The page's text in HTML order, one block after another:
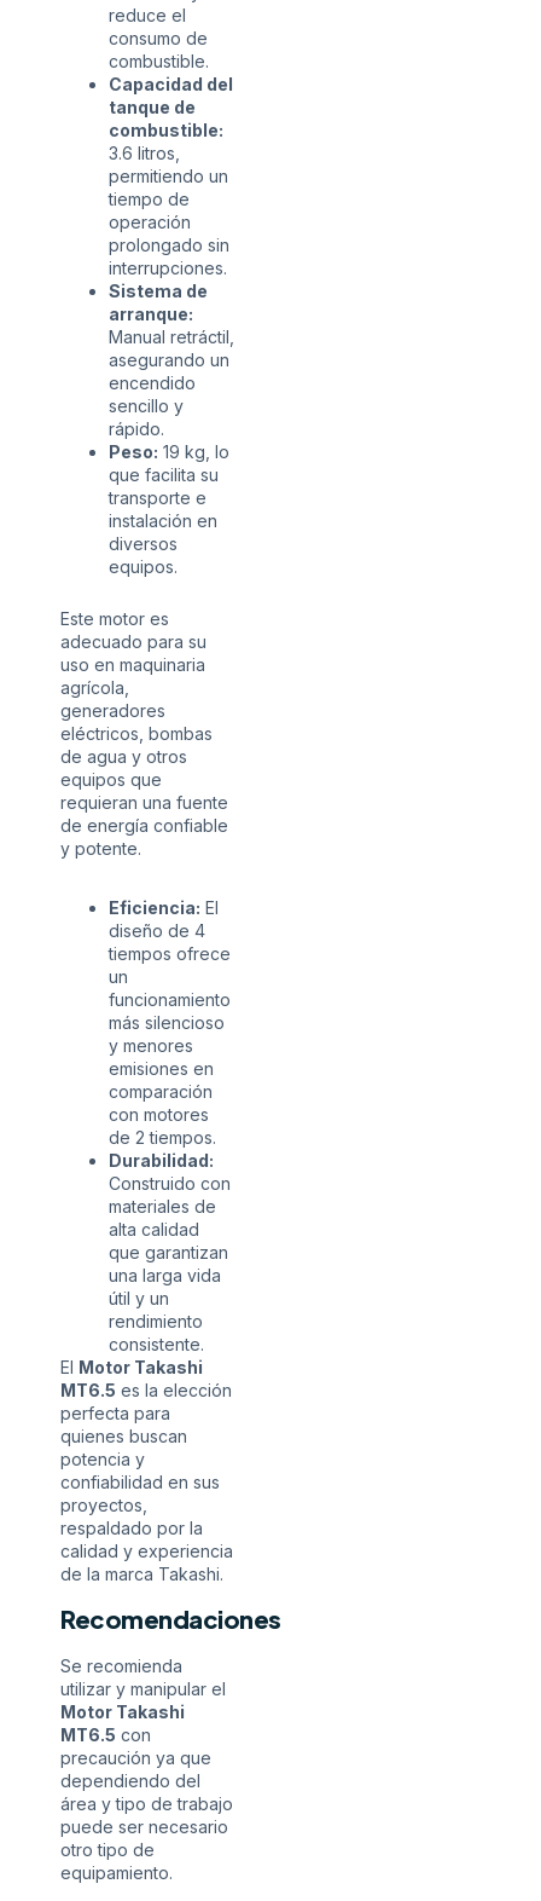
reduce el
consumo de
combustible.
Capacidad del
tanque de
combustible:
3.6 litros,
permitiendo un
tiempo de
operación
prolongado sin
interrupciones.
Sistema de
arranque:
Manual retráctil,
asegurando un
encendido
sencillo y
rápido.
Peso: 19 kg, lo
que facilita su
transporte e
instalación en
diversos
equipos.
Este motor es
adecuado para su
uso en maquinaria
agrícola,
generadores
eléctricos, bombas
de agua y otros
equipos que
requieran una fuente
de energía confiable
y potente.
Eficiencia: El
diseño de 4
tiempos ofrece
un
funcionamiento
más silencioso
y menores
emisiones en
comparación
con motores
de 2 tiempos.
Durabilidad:
Construido con
materiales de
alta calidad
que garantizan
una larga vida
útil y un
rendimiento
consistente.
El Motor Takashi
MT6.5 es la elección
perfecta para
quienes buscan
potencia y
confiabilidad en sus
proyectos,
respaldado por la
calidad y experiencia
de la marca Takashi.
Recomendaciones
Se recomienda
utilizar y manipular el
Motor Takashi
MT6.5 con
precaución ya que
dependiendo del
área y tipo de trabajo
puede ser necesario
otro tipo de
equipamiento.